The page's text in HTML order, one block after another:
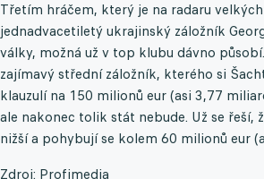
Třetím hráčem, který je na radaru
jednadvacetiletý ukrajinský záložník
války, možná už v top klubu dávno
zajímavý střední záložník, kterého si
klauzulí na 150 milionů eur (asi 3,77
ale nakonec tolik stát nebude. Už se řeší,
nižší a pohybují se kolem 60 milionů eur
Zdroj: Profimedia